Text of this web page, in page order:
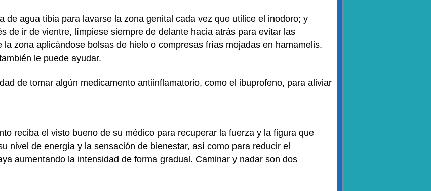
de agua tibia para lavarse la zona genital cada vez que utilice el inodoro; y
de ir de vientre, límpiese siempre de delante hacia atrás para evitar las
zona aplicándose bolsas de hielo o compresas frías mojadas en hamamelis.
le puede ayudar.
de tomar algún medicamento antiinflamatorio, como el ibuprofeno, para aliviar
reciba el visto bueno de su médico para recuperar la fuerza y la figura que
nivel de energía y la sensación de bienestar, así como para reducir el
aumentando la intensidad de forma gradual. Caminar y nadar son dos